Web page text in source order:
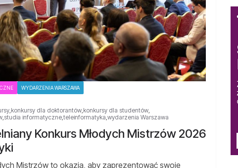
WYDARZENIA WARSZAWA
konkursy dla doktorantów konkursy dla studentów
studia informatyczne teleinformatyka wydarzenia Warszawa
Konkurs Młodych Mistrzów 2026
Mistrzów to okazja, aby zaprezentować swoje